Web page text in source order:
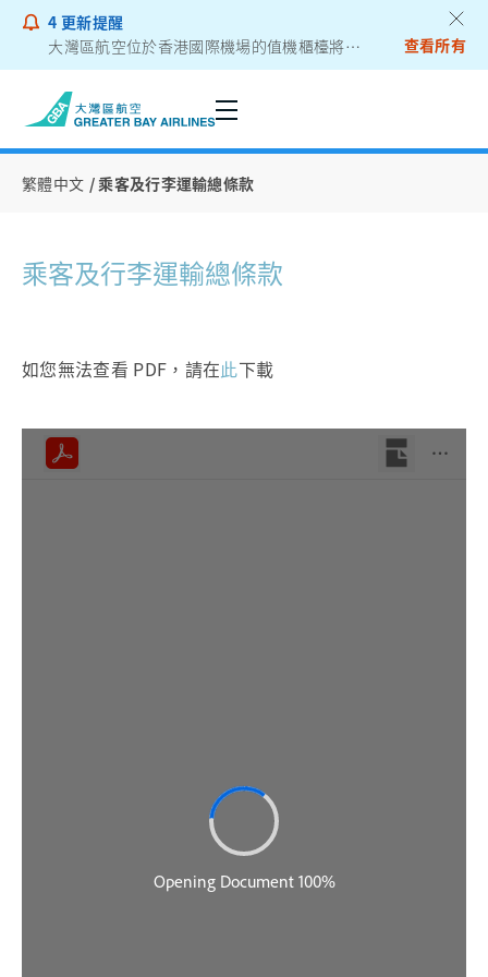
4 更新提醒
大灣區航空位於香港國際機場的值機櫃檯將遷往二號客運大樓
查看所有
繁體中文 乘客及行李運輸總條款
乘客及行李運輸總條款
如您無法查看 PDF，請在此下載